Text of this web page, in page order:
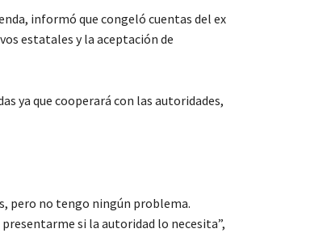
informó que congeló cuentas del ex
estatales y la aceptación de
ya que cooperará con las autoridades,
pero no tengo ningún problema.
si la autoridad lo necesita”,